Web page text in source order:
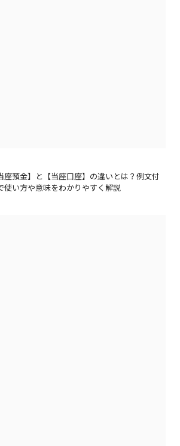
座預金】と【当座口座】の違いとは？例文付
使い方や意味をわかりやすく解説